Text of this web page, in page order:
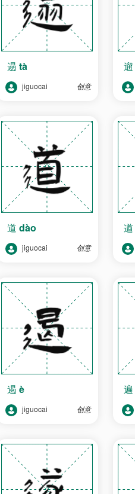
遢 tà
jiguocai 创意
遛
道 dào
jiguocai 创意
遒
遏 è
jiguocai 创意
遍